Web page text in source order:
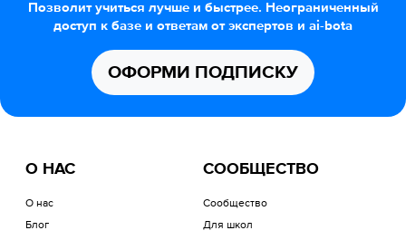
Позволит учиться лучше и быстрее. Неограниченный
доступ к базе и ответам от экспертов и ai-bota
ОФОРМИ ПОДПИСКУ
О НАС
О нас
Блог
СООБЩЕСТВО
Сообщество
Для школ